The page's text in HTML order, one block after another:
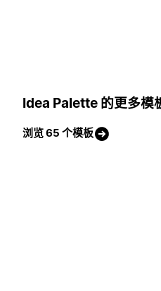
Idea Palette 的更多模
浏览 65 个模板